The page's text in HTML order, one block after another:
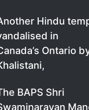
Hindu
in
Ontario
BAPS Shri